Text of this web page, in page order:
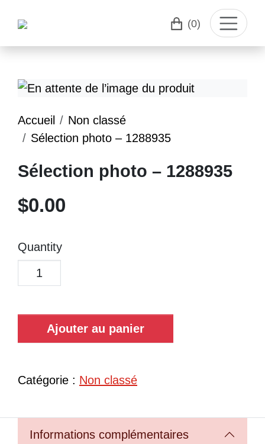
(0)
Accueil
Non classé
Sélection photo – 1288935
Sélection photo – 1288935
$0.00
Quantity
Ajouter au panier
Catégorie : Non classé
Informations complémentaires